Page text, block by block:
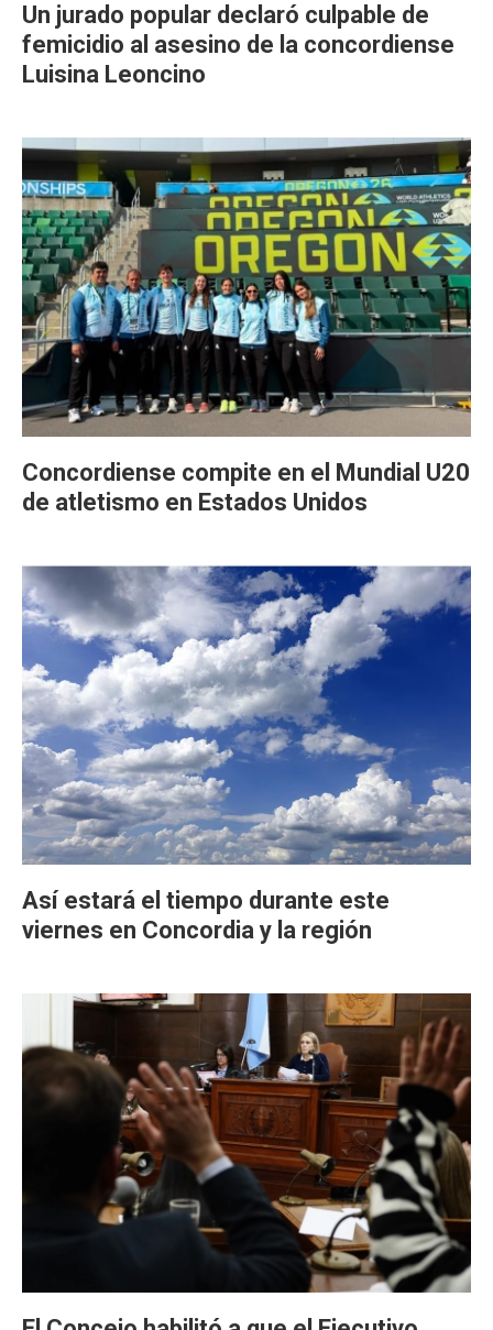
Un jurado popular declaró culpable de
femicidio al asesino de la concordiense
Luisina Leoncino
Concordiense compite en el Mundial U20
de atletismo en Estados Unidos
Así estará el tiempo durante este
viernes en Concordia y la región